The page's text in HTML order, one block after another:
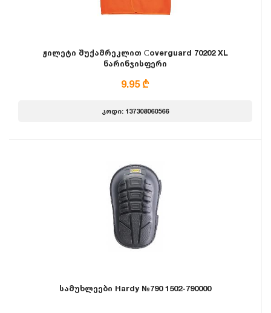
ჟილეტი შუქამრეკლით Сoverguard 70202 XL
ნარინჯისფერი
9.95 ₾
კოდი: 137308060566
სამუხლეები Hardy №790 1502-790000